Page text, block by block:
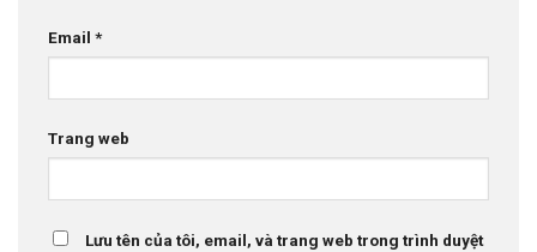
Email *
Trang web
Lưu tên của tôi, email, và trang web trong trình duyệt